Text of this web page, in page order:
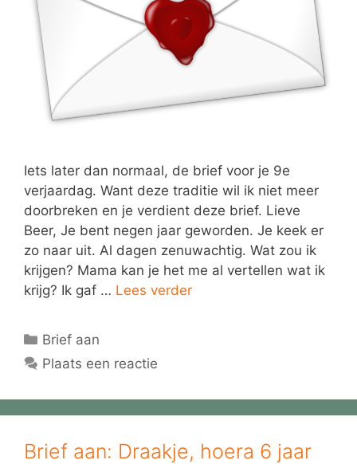
Iets later dan normaal, de brief voor je 9e
verjaardag. Want deze traditie wil ik niet meer
doorbreken en je verdient deze brief. Lieve
Beer, Je bent negen jaar geworden. Je keek er
zo naar uit. Al dagen zenuwachtig. Wat zou ik
krijgen? Mama kan je het me al vertellen wat ik
krijg? Ik gaf … Lees verder
Categorieën
Brief aan
Plaats een reactie
Brief aan: Draakje, hoera 6 jaar